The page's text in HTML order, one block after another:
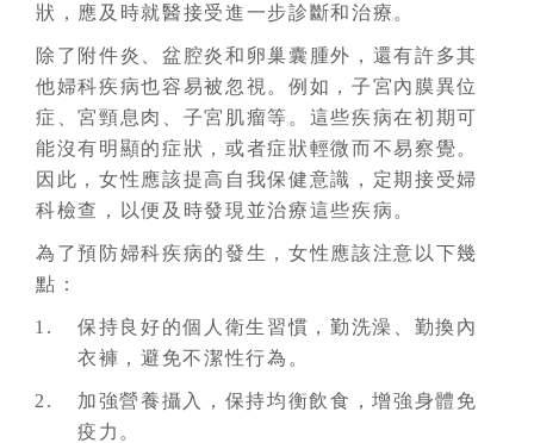
狀，應及時就醫接受進一步診斷和治療。
除了附件炎、盆腔炎和卵巢囊腫外，還有許多其
他婦科疾病也容易被忽視。例如，子宮內膜異位
症、宮頸息肉、子宮肌瘤等。這些疾病在初期可
能沒有明顯的症狀，或者症狀輕微而不易察覺。
因此，女性應該提高自我保健意識，定期接受婦
科檢查，以便及時發現並治療這些疾病。
為了預防婦科疾病的發生，女性應該注意以下幾
點：
保持良好的個人衛生習慣，勤洗澡、勤換內
衣褲，避免不潔性行為。
加強營養攝入，保持均衡飲食，增強身體免
疫力。